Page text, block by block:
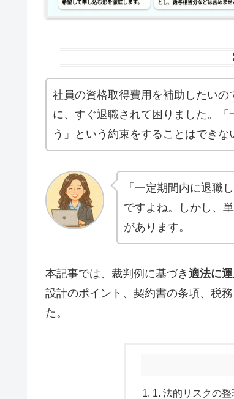
社員の資格取得費用を補助したい
に、すぐ退職されて困りました。
う」という約束をすることはできな
「一定期間内に退職
ですよね。しかし、
があります。
本記事では、裁判例に基づき 適法に
設計のポイント、契約書の条項、税
た。
1. 法的リスクの整